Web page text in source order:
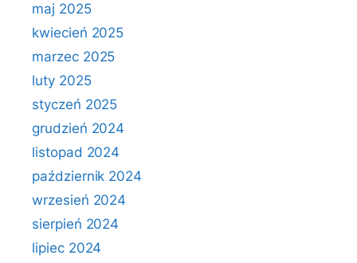
maj 2025
kwiecień 2025
marzec 2025
luty 2025
styczeń 2025
grudzień 2024
listopad 2024
październik 2024
wrzesień 2024
sierpień 2024
lipiec 2024